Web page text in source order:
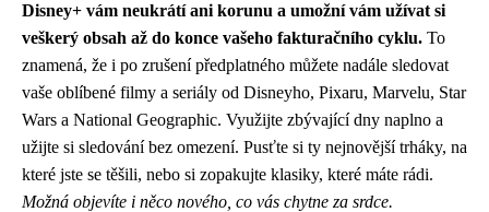
Disney+ vám neukrátí ani korunu a umožní vám užívat si
veškerý obsah až do konce vašeho fakturačního cyklu. To
znamená, že i po zrušení předplatného můžete nadále sledovat
vaše oblíbené filmy a seriály od Disneyho, Pixaru, Marvelu, Star
Wars a National Geographic. Využijte zbývající dny naplno a
užijte si sledování bez omezení. Pusťte si ty nejnovější trháky, na
které jste se těšili, nebo si zopakujte klasiky, které máte rádi.
Možná objevíte i něco nového, co vás chytne za srdce.